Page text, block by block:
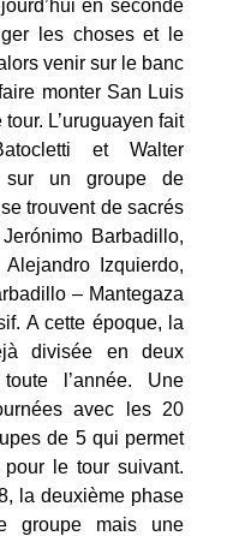
en seconde
les choses et le
venir sur le banc
monter San Luis
L’uruguayen fait
et Walter
sur un groupe de
trouvent de sacrés
Barbadillo,
Izquierdo,
– Mantegaza
A cette époque, la
divisée en deux
l’année. Une
avec les 20
de 5 qui permet
le tour suivant.
la deuxième phase
groupe mais une